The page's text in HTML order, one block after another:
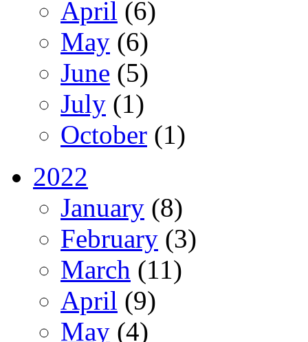
April (6)
May (6)
June (5)
July (1)
October (1)
2022
January (8)
February (3)
March (11)
April (9)
May (4)